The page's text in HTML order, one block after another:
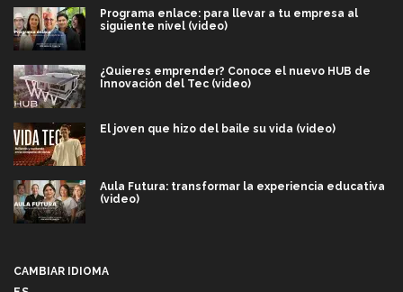
Programa enlace: para llevar a tu empresa al
siguiente nivel (video)
¿Quieres emprender? Conoce el nuevo HUB de
Innovación del Tec (video)
El joven que hizo del baile su vida (video)
Aula Futura: transformar la experiencia educativa
(video)
CAMBIAR IDIOMA